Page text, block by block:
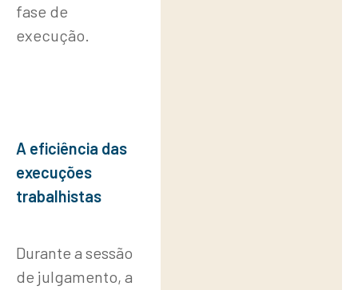
fase de
execução.
A eficiência das
execuções
trabalhistas
Durante a sessão
de julgamento, a